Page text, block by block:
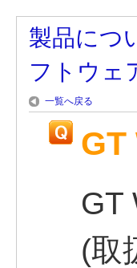
製品につ
フトウェ
一覧へ戻る
GT
GT
(取